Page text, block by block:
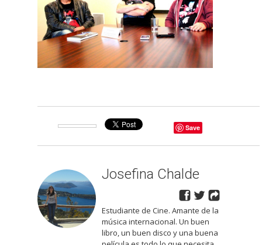
Save
Josefina Chalde
Estudiante de Cine. Amante de la
música internacional. Un buen
libro, un buen disco y una buena